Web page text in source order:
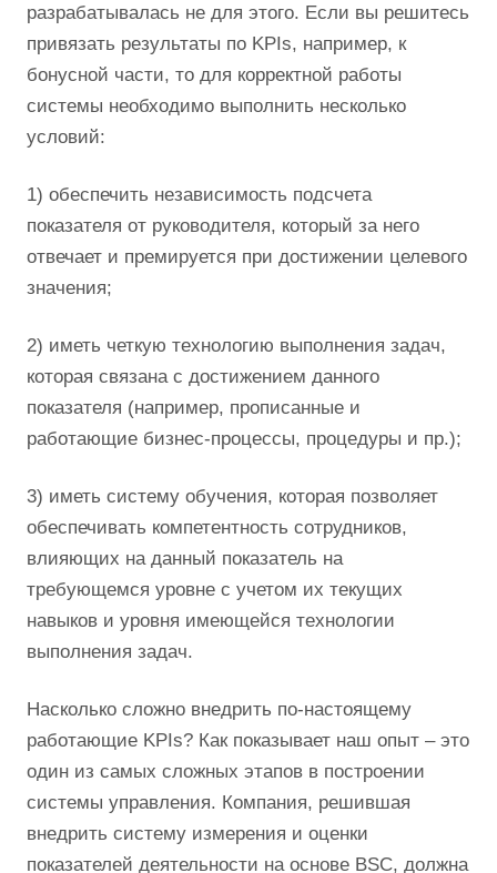
разрабатывалась не для этого. Если вы решитесь
привязать результаты по KPIs, например, к
бонусной части, то для корректной работы
системы необходимо выполнить несколько
условий:
1) обеспечить независимость подсчета
показателя от руководителя, который за него
отвечает и премируется при достижении целевого
значения;
2) иметь четкую технологию выполнения задач,
которая связана с достижением данного
показателя (например, прописанные и
работающие бизнес-процессы, процедуры и пр.);
3) иметь систему обучения, которая позволяет
обеспечивать компетентность сотрудников,
влияющих на данный показатель на
требующемся уровне с учетом их текущих
навыков и уровня имеющейся технологии
выполнения задач.
Насколько сложно внедрить по-настоящему
работающие KPIs? Как показывает наш опыт – это
один из самых сложных этапов в построении
системы управления. Компания, решившая
внедрить систему измерения и оценки
показателей деятельности на основе BSC, должна